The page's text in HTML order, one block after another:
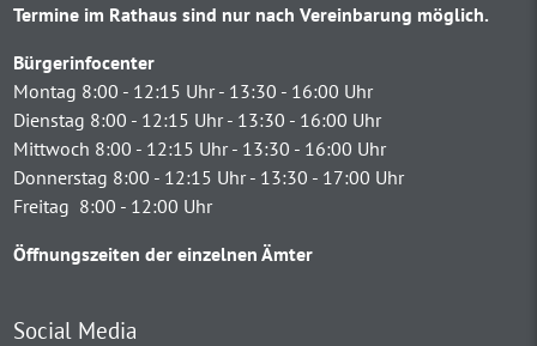
Termine im Rathaus sind nur nach Vereinbarung möglich.
Bürgerinfocenter
Montag 8:00 - 12:15 Uhr - 13:30 - 16:00 Uhr
Dienstag 8:00 - 12:15 Uhr - 13:30 - 16:00 Uhr
Mittwoch 8:00 - 12:15 Uhr - 13:30 - 16:00 Uhr
Donnerstag 8:00 - 12:15 Uhr - 13:30 - 17:00 Uhr
Freitag 8:00 - 12:00 Uhr
Öffnungszeiten der einzelnen Ämter
Social Media